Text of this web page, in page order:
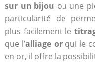
sur un bijou ou une
particularité de
plus facilement le
que l’alliage orqui le
en or, il offre la